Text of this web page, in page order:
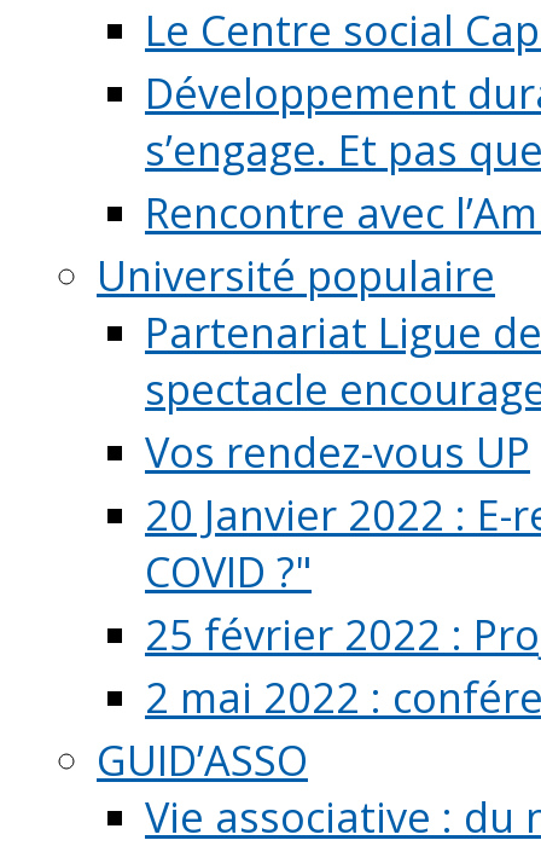
Le Centre social
Développement
s’engage. Et pas
Rencontre avec
Université populaire
Partenariat Ligue
spectacle
Vos rendez-vous UP
20 Janvier 2022 :
COVID ?"
25 février 2022 :
2 mai 2022 :
GUID’ASSO
Vie associative : du